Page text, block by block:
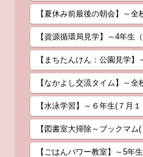
【夏休み前最後の朝会】～全
【資源循環局見学】～4年生（
【まちたんけん：公園見学】
【なかよし交流タイム】～全
【水泳学習】～６年生(７月１
【図書室大掃除～ブックマム(
【ごはんパワー教室】～5年